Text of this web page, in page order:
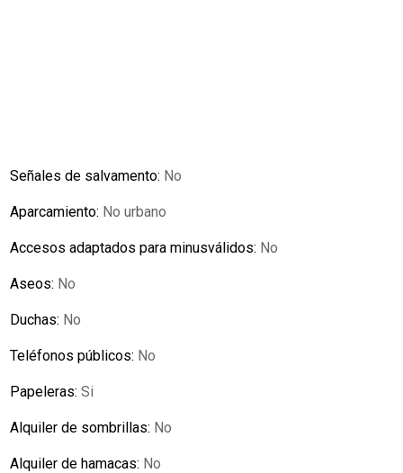
Señales de salvamento: No
Aparcamiento: No urbano
Accesos adaptados para minusválidos: No
Aseos: No
Duchas: No
Teléfonos públicos: No
Papeleras:Si
Alquiler de sombrillas: No
Alquiler de hamacas: No